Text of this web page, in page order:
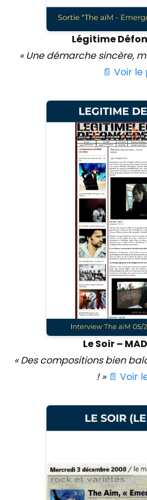
Légitime
« Une démarche sincère,
📄 Voir le
Le Soir – MAD
« Des compositions bien
! » 📄 Voir